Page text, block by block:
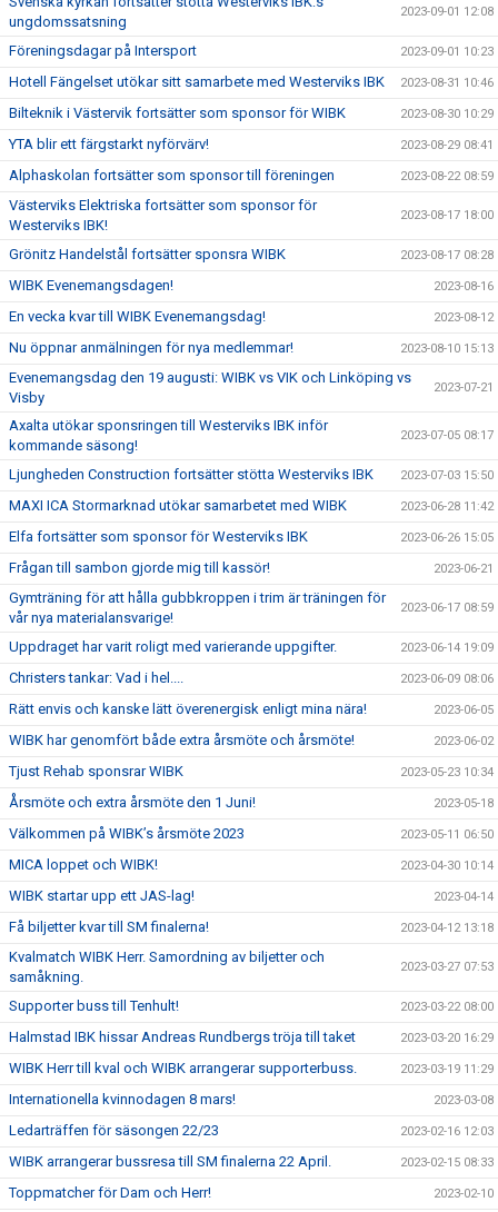
ungdomssatsning
2023-09-01 12:08
Föreningsdagar på Intersport 2023-09-01 10:23
Hotell Fängelset utökar sitt samarbete med Westerviks IBK 2023-08-31 10:46
Bilteknik i Västervik fortsätter som sponsor för WIBK 2023-08-30 10:29
YTA blir ett färgstarkt nyförvärv! 2023-08-29 08:41
Alphaskolan fortsätter som sponsor till föreningen 2023-08-22 08:59
Västerviks Elektriska fortsätter som sponsor för
Westerviks IBK!
2023-08-17 18:00
Grönitz Handelstål fortsätter sponsra WIBK 2023-08-17 08:28
WIBK Evenemangsdagen! 2023-08-16
En vecka kvar till WIBK Evenemangsdag! 2023-08-12
Nu öppnar anmälningen för nya medlemmar! 2023-08-10 15:13
Evenemangsdag den 19 augusti: WIBK vs VIK och Linköping vs
Visby
2023-07-21
Axalta utökar sponsringen till Westerviks IBK inför
kommande säsong!
2023-07-05 08:17
Ljungheden Construction fortsätter stötta Westerviks IBK 2023-07-03 15:50
MAXI ICA Stormarknad utökar samarbetet med WIBK 2023-06-28 11:42
Elfa fortsätter som sponsor för Westerviks IBK 2023-06-26 15:05
Frågan till sambon gjorde mig till kassör! 2023-06-21
Gymträning för att hålla gubbkroppen i trim är träningen för
vår nya materialansvarige!
2023-06-17 08:59
Uppdraget har varit roligt med varierande uppgifter. 2023-06-14 19:09
Christers tankar: Vad i hel.... 2023-06-09 08:06
Rätt envis och kanske lätt överenergisk enligt mina nära! 2023-06-05
WIBK har genomfört både extra årsmöte och årsmöte! 2023-06-02
Tjust Rehab sponsrar WIBK 2023-05-23 10:34
Årsmöte och extra årsmöte den 1 Juni! 2023-05-18
Välkommen på WIBK’s årsmöte 2023 2023-05-11 06:50
MICA loppet och WIBK! 2023-04-30 10:14
WIBK startar upp ett JAS-lag! 2023-04-14
Få biljetter kvar till SM finalerna! 2023-04-12 13:18
Kvalmatch WIBK Herr. Samordning av biljetter och
samåkning.
2023-03-27 07:53
Supporter buss till Tenhult! 2023-03-22 08:00
Halmstad IBK hissar Andreas Rundbergs tröja till taket 2023-03-20 16:29
WIBK Herr till kval och WIBK arrangerar supporterbuss. 2023-03-19 11:29
Internationella kvinnodagen 8 mars! 2023-03-08
Ledarträffen för säsongen 22/23 2023-02-16 12:03
WIBK arrangerar bussresa till SM finalerna 22 April. 2023-02-15 08:33
Toppmatcher för Dam och Herr! 2023-02-10